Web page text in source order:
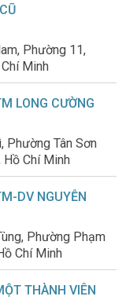
Phường 11,
Minh
LONG CƯỜNG
Phường Tân Sơn
Hồ Chí Minh
DV NGUYỄN
Phường Phạm
Chí Minh
THÀNH VIÊN